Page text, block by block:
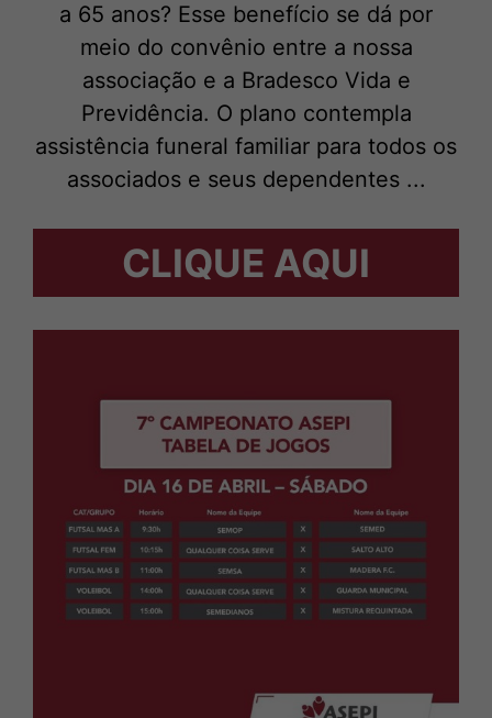
a 65 anos? Esse benefício se dá por
meio do convênio entre a nossa
associação e a Bradesco Vida e
Previdência. O plano contempla
assistência funeral familiar para todos os
associados e seus dependentes ...
CLIQUE AQUI